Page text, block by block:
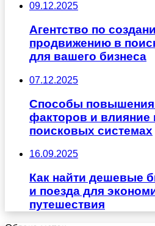
09.12.2025
Агентство по
продвижению в
для вашего бизнеса
07.12.2025
Способы повышения
факторов и влияние
поисковых системах
16.09.2025
Как найти дешевые
и поезда для
путешествия